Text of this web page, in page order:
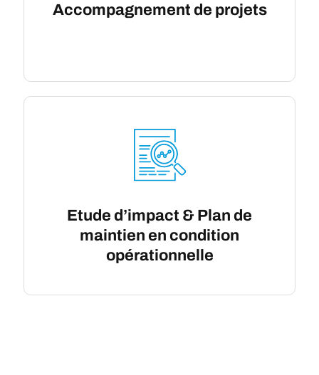
Accompagnement de projets
Etude d’impact & Plan de
maintien en condition
opérationnelle